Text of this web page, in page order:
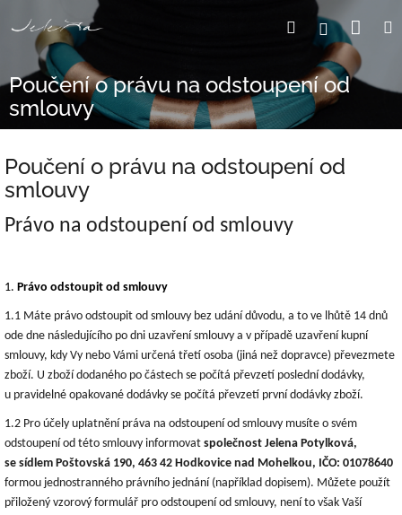
na
HledatPřihlášení
Poučení o právu na odstoupení od
smlouvy
Poučení o právu na odstoupení od
smlouvy
Právo na odstoupení od smlouvy
1. Právo odstoupit od smlouvy
1.1 Máte právo odstoupit od smlouvy bez udání důvodu, a to ve lhůtě 14 dnů
ode dne následujícího po dni uzavření smlouvy a v případě uzavření kupní
smlouvy, kdy Vy nebo Vámi určená třetí osoba (jiná než dopravce) převezmete
zboží. U zboží dodaného po částech se počítá převzetí poslední dodávky,
u pravidelné opakované dodávky se počítá převzetí první dodávky zboží.
1.2 Pro účely uplatnění práva na odstoupení od smlouvy musíte o svém
odstoupení od této smlouvy informovat společnost Jelena Potylková,
se sídlem Poštovská 190, 463 42 Hodkovice nad Mohelkou, IČO: 01078640
formou jednostranného právního jednání (například dopisem). Můžete použít
přiložený vzorový formulář pro odstoupení od smlouvy, není to však Vaší